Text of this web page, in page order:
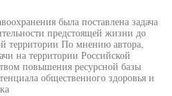
была поставлена задача
предстоящей жизни до
территории По мнению автора,
на территории Российской
повышения ресурсной базы
общественного здоровья и